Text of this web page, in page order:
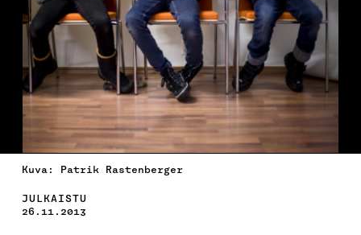
Kuva: Patrik Rastenberger
JULKAISTU
26.11.2013